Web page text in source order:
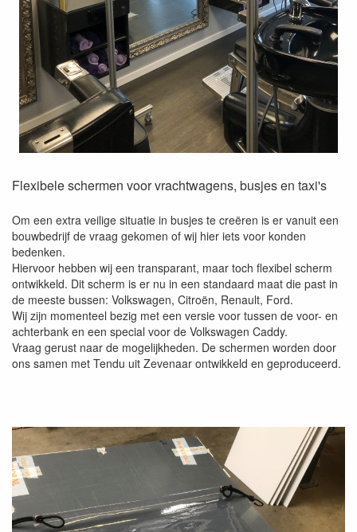
Flexibele schermen voor vrachtwagens, busjes en taxi's
Om een extra veilige situatie in busjes te creëren is er vanuit een
bouwbedrijf de vraag gekomen of wij hier iets voor konden
bedenken.
Hiervoor hebben wij een transparant, maar toch flexibel scherm
ontwikkeld. Dit scherm is er nu in een standaard maat die past in
de meeste bussen: Volkswagen, Citroën, Renault, Ford.
Wij zijn momenteel bezig met een versie voor tussen de voor- en
achterbank en een special voor de Volkswagen Caddy.
Vraag gerust naar de mogelijkheden. De schermen worden door
ons samen met Tendu uit Zevenaar ontwikkeld en geproduceerd.